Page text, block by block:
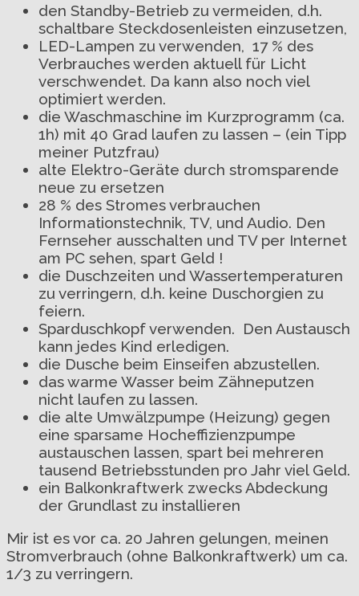
den Standby-Betrieb zu vermeiden, d.h.
schaltbare Steckdosenleisten einzusetzen,
LED-Lampen zu verwenden, 17 % des
Verbrauches werden aktuell für Licht
verschwendet. Da kann also noch viel
optimiert werden.
die Waschmaschine im Kurzprogramm (ca.
1h) mit 40 Grad laufen zu lassen – (ein Tipp
meiner Putzfrau)
alte Elektro-Geräte durch stromsparende
neue zu ersetzen
28 % des Stromes verbrauchen
Informationstechnik, TV, und Audio. Den
Fernseher ausschalten und TV per Internet
am PC sehen, spart Geld !
die Duschzeiten und Wassertemperaturen
zu verringern, d.h. keine Duschorgien zu
feiern.
Sparduschkopf verwenden. Den Austausch
kann jedes Kind erledigen.
die Dusche beim Einseifen abzustellen.
das warme Wasser beim Zähneputzen
nicht laufen zu lassen.
die alte Umwälzpumpe (Heizung) gegen
eine sparsame Hocheffizienzpumpe
austauschen lassen, spart bei mehreren
tausend Betriebsstunden pro Jahr viel Geld.
ein Balkonkraftwerk zwecks Abdeckung
der Grundlast zu installieren
Mir ist es vor ca. 20 Jahren gelungen, meinen
Stromverbrauch (ohne Balkonkraftwerk) um ca.
1/3 zu verringern.